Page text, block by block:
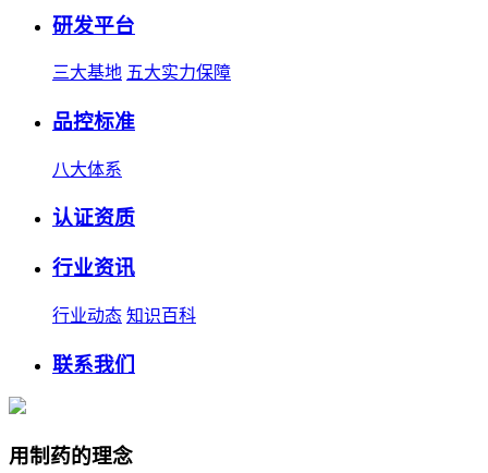
研发平台
三大基地 五大实力保障
品控标准
八大体系
认证资质
行业资讯
行业动态 知识百科
联系我们
用制药的理念